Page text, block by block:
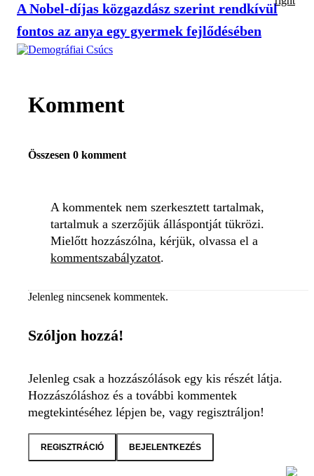
A Nobel-díjas közgazdász szerint rendkívül
fontos az anya egy gyermek fejlődésében
Komment
Összesen 0 komment
A kommentek nem szerkesztett tartalmak,
tartalmuk a szerzőjük álláspontját tükrözi.
Mielőtt hozzászólna, kérjük, olvassa el a
kommentszabályzatot.
Jelenleg nincsenek kommentek.
Szóljon hozzá!
Jelenleg csak a hozzászólások egy kis részét látja.
Hozzászóláshoz és a további kommentek
megtekintéséhez lépjen be, vagy regisztráljon!
REGISZTRÁCIÓ BEJELENTKEZÉS